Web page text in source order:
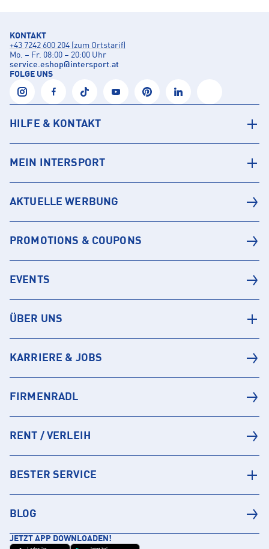
KONTAKT
+43 7242 600 204 (zum Ortstarif)
Mo. – Fr. 08:00 – 20:00 Uhr
service.eshop@intersport.at
FOLGE UNS
HILFE & KONTAKT
MEIN INTERSPORT
AKTUELLE WERBUNG
PROMOTIONS & COUPONS
EVENTS
ÜBER UNS
KARRIERE & JOBS
FIRMENRADL
RENT / VERLEIH
BESTER SERVICE
BLOG
JETZT APP DOWNLOADEN!